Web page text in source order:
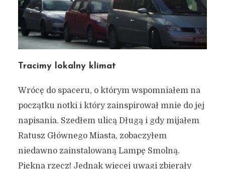
Tracimy lokalny klimat
Wrócę do spaceru, o którym wspomniałem na
początku notki i który zainspirował mnie do jej
napisania. Szedłem ulicą Długą i gdy mijałem
Ratusz Głównego Miasta, zobaczyłem
niedawno zainstalowaną Lampę Smolną.
Piękna rzecz! Jednak więcej uwagi zbierały